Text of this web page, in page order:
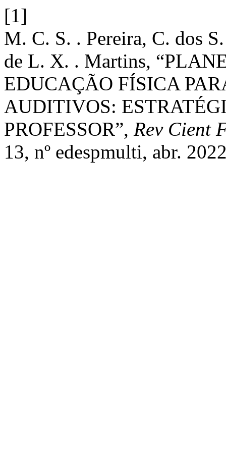
[1]
M. C. S. . Pereira, C. dos
de L. X. . Martins,
EDUCAÇÃO FÍSICA
AUDITIVOS:
PROFESSOR”, Rev Cient
13, nº edespmulti, abr.